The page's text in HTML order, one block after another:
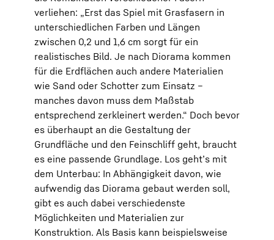
verliehen: „Erst das Spiel mit Grasfasern in
unterschiedlichen Farben und Längen
zwischen 0,2 und 1,6 cm sorgt für ein
realistisches Bild. Je nach Diorama kommen
für die Erdflächen auch andere Materialien
wie Sand oder Schotter zum Einsatz –
manches davon muss dem Maßstab
entsprechend zerkleinert werden.“ Doch bevor
es überhaupt an die Gestaltung der
Grundfläche und den Feinschliff geht, braucht
es eine passende Grundlage. Los geht’s mit
dem Unterbau: In Abhängigkeit davon, wie
aufwendig das Diorama gebaut werden soll,
gibt es auch dabei verschiedenste
Möglichkeiten und Materialien zur
Konstruktion. Als Basis kann beispielsweise